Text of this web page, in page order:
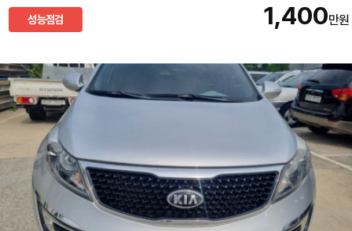
성능점검 1,400만원